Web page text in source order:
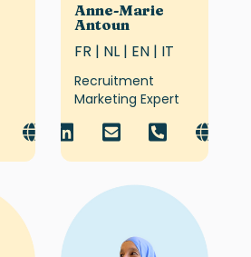
Anne-Marie
Antoun
FR | NL | EN | IT
Recruitment
Marketing Expert